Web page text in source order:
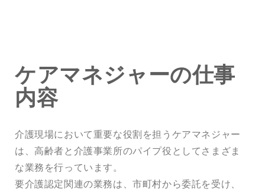
ケアマネジャーの仕事
内容
介護現場において重要な役割を担うケアマネジャー
は、高齢者と介護事業所のパイプ役としてさまざま
な業務を行っています。
要介護認定関連の業務は、市町村から委託を受け、